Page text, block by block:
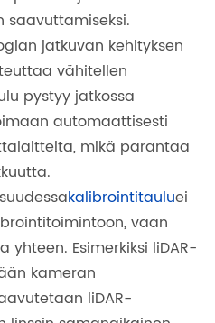
saavuttamiseksi.
jatkuvan kehityksen
vähitellen
pystyy jatkossa
automaattisesti
mikä parantaa
kalibrointitauluei
vaan
Esimerkiksi liDAR-
kameran
liDAR-